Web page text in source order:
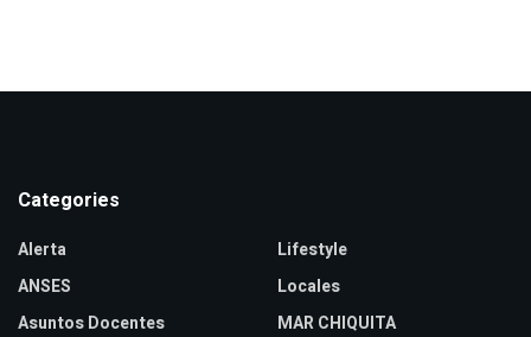
Categories
Alerta
ANSES
Asuntos Docentes
Lifestyle
Locales
MAR CHIQUITA